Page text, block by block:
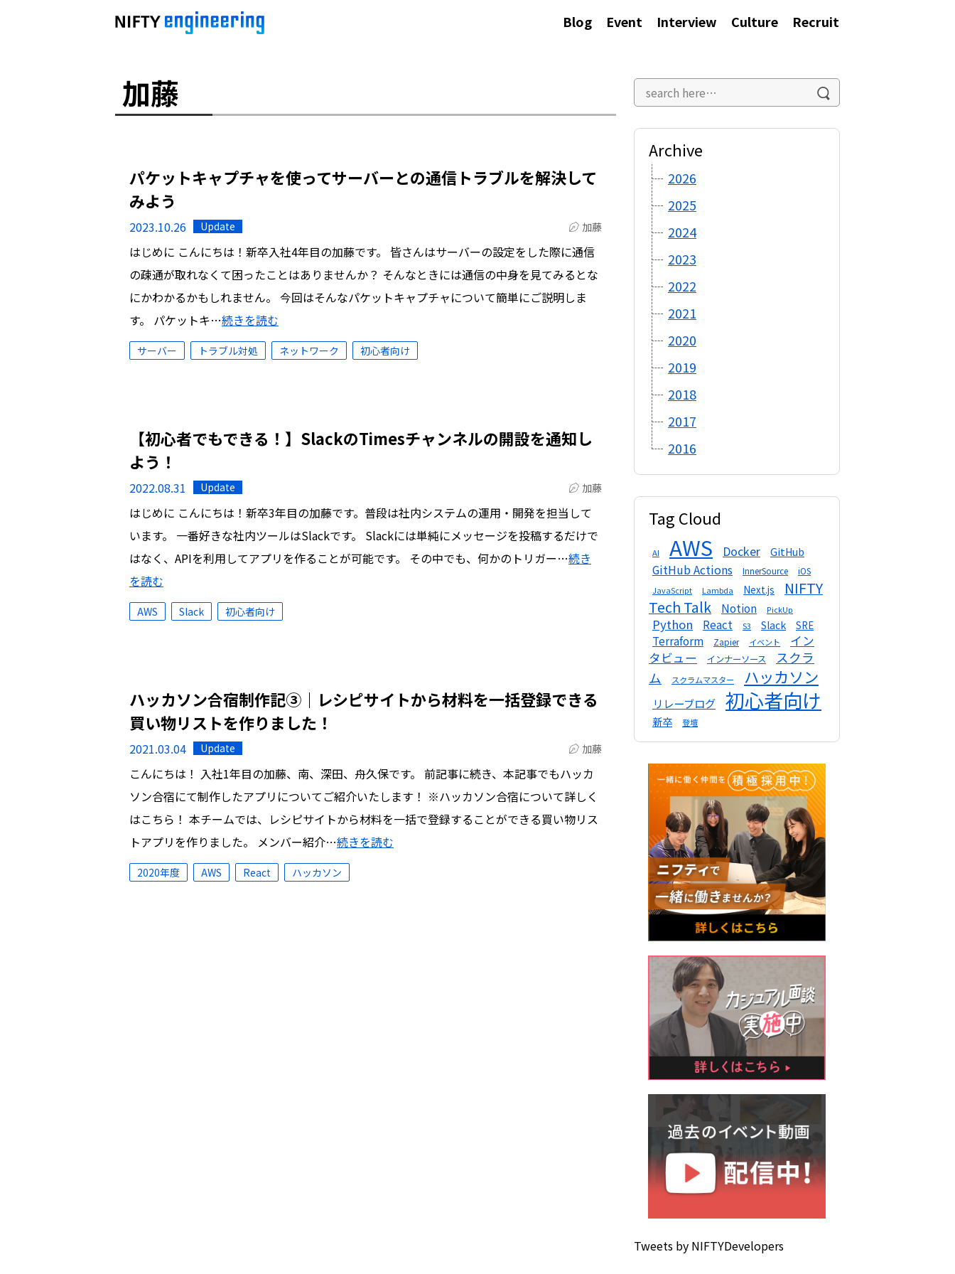
Blog Event Interview Culture Recruit
加藤
パケットキャプチャを使ってサーバーとの通信トラブルを解決して
みよう
2023.10.26 Update 加藤
はじめに こんにちは！新卒入社4年目の加藤です。 皆さんはサーバーの設定をした際に通信
の疎通が取れなくて困ったことはありませんか？ そんなときには通信の中身を見てみるとな
にかわかるかもしれません。 今回はそんなパケットキャプチャについて簡単にご説明しま
す。 パケットキ…続きを読む
サーバー トラブル対処 ネットワーク 初心者向け
【初心者でもできる！】SlackのTimesチャンネルの開設を通知し
よう！
2022.08.31 Update 加藤
はじめに こんにちは！新卒3年目の加藤です。普段は社内システムの運用・開発を担当して
います。 一番好きな社内ツールはSlackです。 Slackには単純にメッセージを投稿するだけで
はなく、APIを利用してアプリを作ることが可能です。 その中でも、何かのトリガー…続き
を読む
AWS Slack 初心者向け
ハッカソン合宿制作記③｜レシピサイトから材料を一括登録できる
買い物リストを作りました！
2021.03.04 Update 加藤
こんにちは！ 入社1年目の加藤、南、深田、舟久保です。 前記事に続き、本記事でもハッカ
ソン合宿にて制作したアプリについてご紹介いたします！ ※ハッカソン合宿について詳しく
はこちら！ 本チームでは、レシピサイトから材料を一括で登録することができる買い物リス
トアプリを作りました。 メンバー紹介…続きを読む
2020年度 AWS React ハッカソン
Archive
2026
2025
2024
2023
2022
2021
2020
2019
2018
2017
2016
Tag Cloud
AI AWS Docker GitHub
GitHub Actions InnerSource iOS
JavaScript Lambda Next.js
NIFTY
Tech Talk
Notion PickUp
Python React S3 Slack SRE
Terraform Zapier イベント
イン
タビュー
インナーソース
スクラ
ム
スクラムマスター ハッカソン
リレーブログ 初心者向け
新卒 登壇
Tweets by NIFTYDevelopers